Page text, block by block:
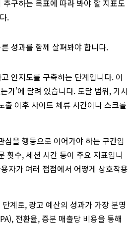
구하는 목표에 따라 봐야 할 지표도
.
성과를 함께 살펴봐야 합니다.
인지도를 구축하는 단계입니다. 이
가’에 달려 있습니다. 도달 범위, 가시
이후 사이트 체류 시간이나 스크롤
심을 행동으로 이어가야 하는 구간입
횟수, 세션 시간 등이 주요 지표입니
자가 여러 접점에서 어떻게 상호작용
계로, 광고 예산의 성과가 가장 분명
전환율, 증분 매출당 비용을 통해